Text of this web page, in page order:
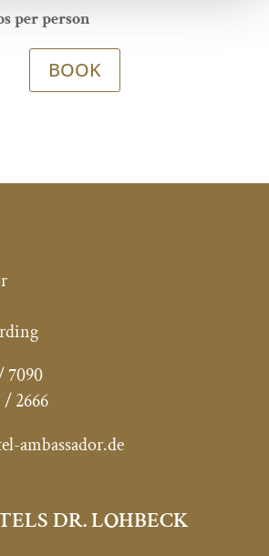
per person
BOOK
7090
/ 2666
ambassador.de
DR. LOHBECK